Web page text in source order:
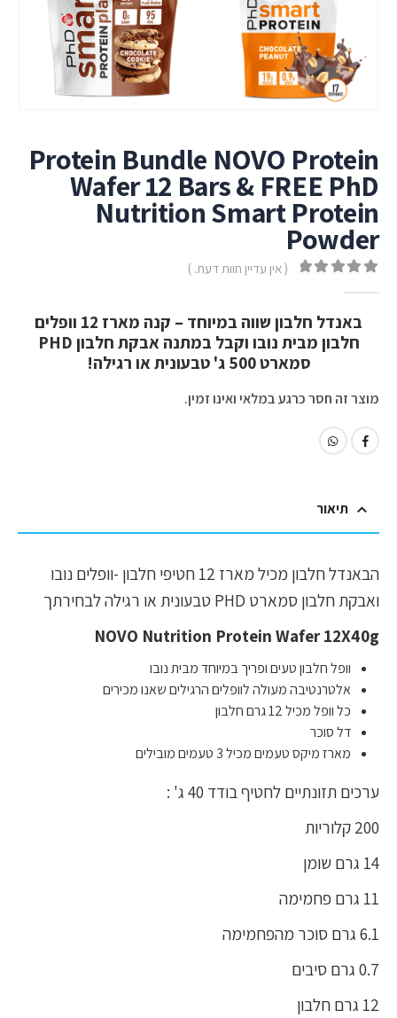
Protein Bundle NOVO Protein
Wafer 12 Bars & FREE PhD
Nutrition Smart Protein
Powder
( אין עדיין חוות דעת. )
באנדל חלבון שווה במיוחד – קנה מארז 12 וופלים
חלבון מבית נובו וקבל במתנה אבקת חלבון PHD
סמארט 500 ג' טבעונית או רגילה!
מוצר זה חסר כרגע במלאי ואינו זמין.
תיאור
הבאנדל חלבון מכיל מארז 12 חטיפי חלבון -וופלים נובו
ואבקת חלבון סמארט PHD טבעונית או רגילה לבחירתך
NOVO Nutrition Protein Wafer 12X40g
וופל חלבון טעים ופריך במיוחד מבית נובו
אלטרנטיבה מעולה לוופלים הרגילים שאנו מכירים
כל וופל מכיל 12 גרם חלבון
דל סוכר
מארז מיקס טעמים מכיל 3 טעמים מובילים
ערכים תזונתיים לחטיף בודד 40 ג' :
200 קלוריות
14 גרם שומן
11 גרם פחמימה
6.1 גרם סוכר מהפחמימה
0.7 גרם סיבים
12 גרם חלבון